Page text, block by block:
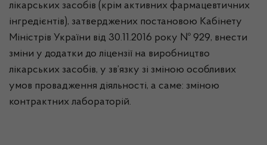
лікарських засобів (крім активних фармацевтичних
інгредієнтів), затверджених постановою Кабінету
Міністрів України від 30.11.2016 року № 929, внести
зміни у додатки до ліцензії на виробництво
лікарських засобів, у зв’язку зі зміною особливих
умов провадження діяльності, а саме: зміною
контрактних лабораторій.